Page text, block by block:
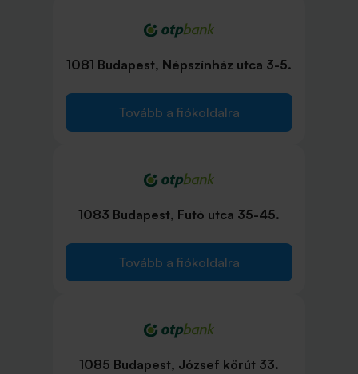
1081 Budapest, Népszínház utca 3-5.
Tovább a fiókoldalra
1083 Budapest, Futó utca 35-45.
Tovább a fiókoldalra
1085 Budapest, József körút 33.